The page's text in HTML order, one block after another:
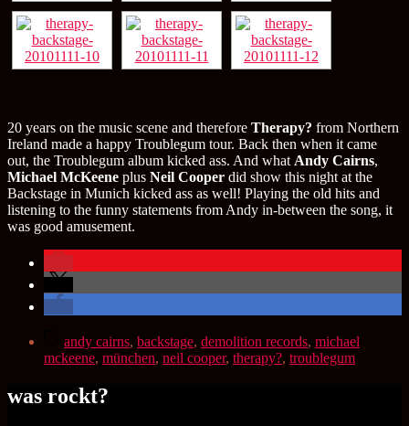
20 years on the music scene and therefore Therapy? from Northern
Ireland made a happy Troublegum tour. Back then when it came
out, the Troublegum album kicked ass. And what Andy Cairns,
Michael McKeene plus Neil Cooper did show this night at the
Backstage in Munich kicked ass as well! Playing the old hits and
listening to the funny statements from Andy in-between the song, it
was good amusement.
Schlagwörter
andy cairns, backstage, demolition records, michael
mckeene, münchen, neil cooper, therapy?, troublegum
was rockt?